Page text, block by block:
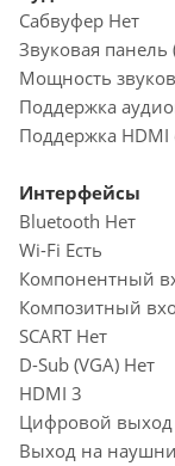
Сабвуфер Нет
Звуковая панель
Мощность
Поддержка
Поддержка HDMI
Интерфейсы
Bluetooth Нет
Wi-Fi Есть
Компонентный
Композитный
SCART Нет
D-Sub (VGA) Нет
HDMI 3
Цифровой выход
Выход на